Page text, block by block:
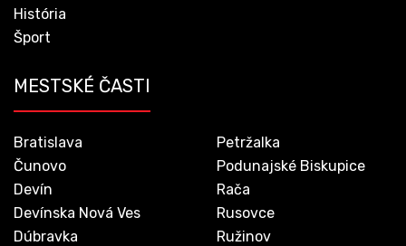
História
Šport
MESTSKÉ ČASTI
Bratislava
Čunovo
Devín
Devínska Nová Ves
Dúbravka
Petržalka
Podunajské Biskupice
Rača
Rusovce
Ružinov